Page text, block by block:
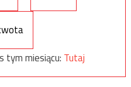
tym miesiącu: Tutaj